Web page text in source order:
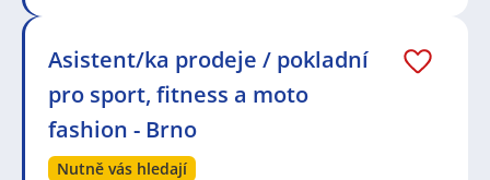
Asistent/ka prodeje / pokladní
pro sport, fitness a moto
fashion - Brno
Nutně vás hledají